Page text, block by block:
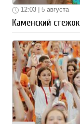
12:03 | 5 августа
Каменский